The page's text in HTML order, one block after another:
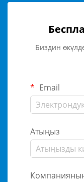
Биздин
Email
Атыңыз